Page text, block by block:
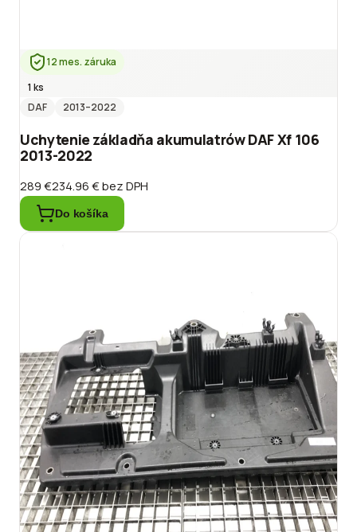
12 mes. záruka
1 ks
DAF
2013–2022
Uchytenie základňa akumulatrów DAF Xf 106
2013-2022
289 €234.96 €bez DPH
Do košíka